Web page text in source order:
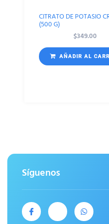
CITRATO DE POTASIO
(500 G)
$349.00
AÑADIR AL
Síguenos